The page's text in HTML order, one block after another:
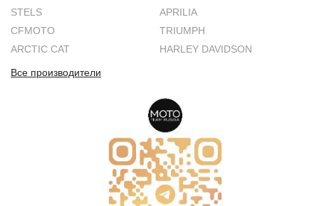
STELS
APRILIA
CFMOTO
TRIUMPH
ARCTIC CAT
HARLEY DAVIDSON
Все производители